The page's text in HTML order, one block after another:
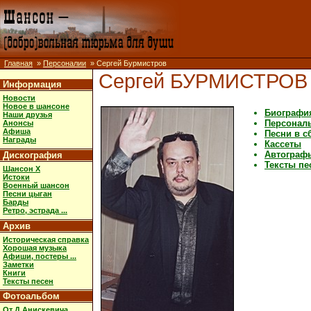
Главная » Персоналии » Сергей Бурмистров
Информация
Новости
Новое в шансоне
Наши друзья
Анонсы
Афиша
Награды
Дискография
Шансон X
Истоки
Военный шансон
Песни цыган
Барды
Ретро, эстрада ...
Архив
Историческая справка
Хорошая музыка
Афиши, постеры ...
Заметки
Книги
Тексты песен
Фотоальбом
Сергей БУРМИСТРОВ
Песни в
Кассеты
Тексты